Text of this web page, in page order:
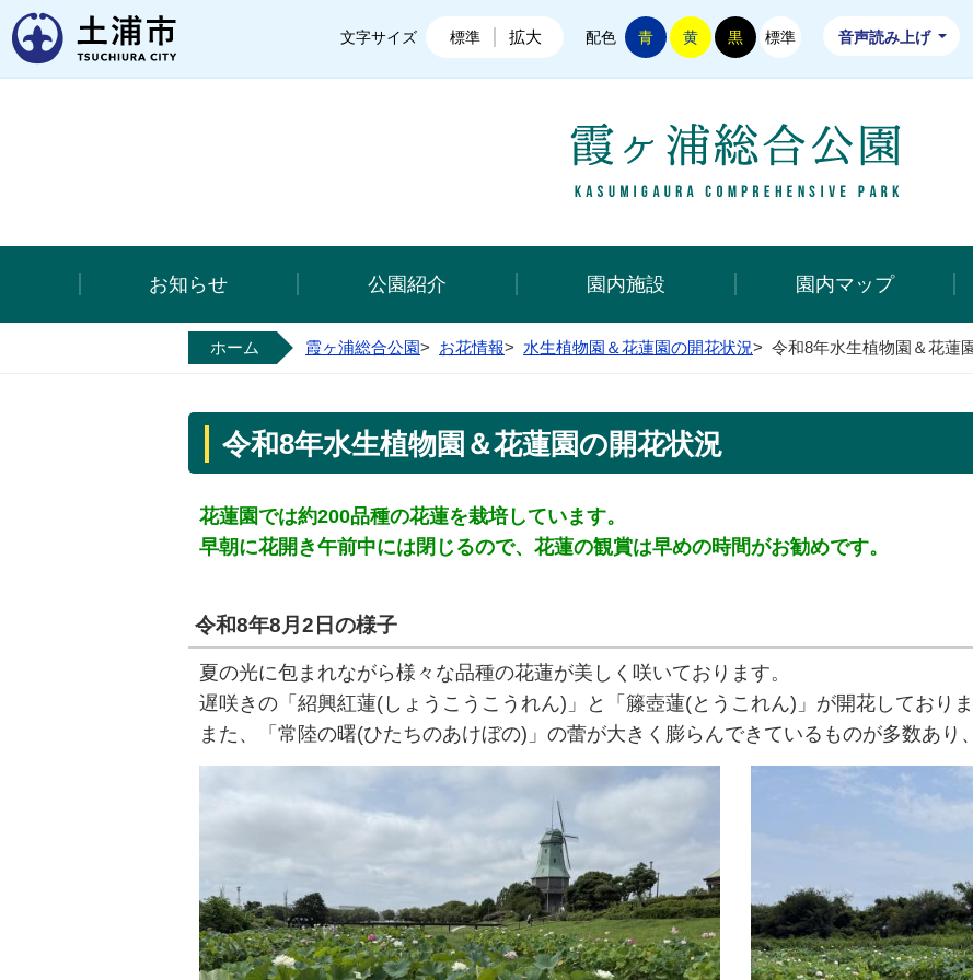
文字サイズ 標準 拡大 配色 青 黄 黒 標準 音声読み上げ
お知らせ 公園紹介 園内施設 園内マップ
ホーム 霞ヶ浦総合公園> お花情報> 水生植物園＆花蓮園の開花状況> 令和8年水生植物園＆花蓮
令和8年水生植物園＆花蓮園の開花状況
花蓮園では約200品種の花蓮を栽培しています。
早朝に花開き午前中には閉じるので、花蓮の観賞は早めの時間がお勧めです。
令和8年8月2日の様子
夏の光に包まれながら様々な品種の花蓮が美しく咲いております。
遅咲きの「紹興紅蓮(しょうこうこうれん)」と「籐壺蓮(とうこれん)」が開花しておりま
また、「常陸の曙(ひたちのあけぼの)」の蕾が大きく膨らんできているものが多数あり